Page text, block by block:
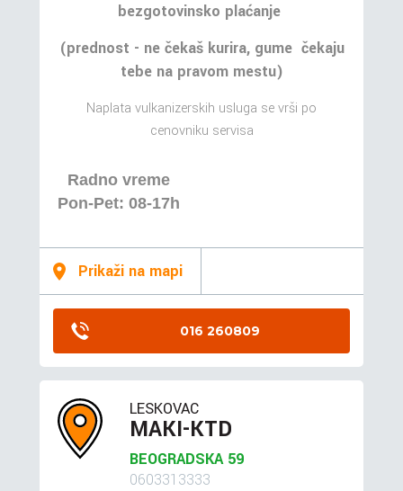
bezgotovinsko plaćanje
(prednost - ne čekaš kurira, gume čekaju
tebe na pravom mestu)
Naplata vulkanizerskih usluga se vrši po
cenovniku servisa
Radno vreme
Pon-Pet: 08-17h
Prikaži na mapi
016 260809
LESKOVAC
MAKI-KTD
BEOGRADSKA 59
0603313333